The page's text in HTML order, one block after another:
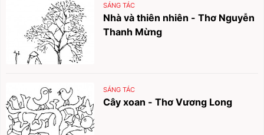
SÁNG TÁC
Nhà và thiên nhiên - Thơ Nguyễn
Thanh Mừng
SÁNG TÁC
Cây xoan - Thơ Vương Long